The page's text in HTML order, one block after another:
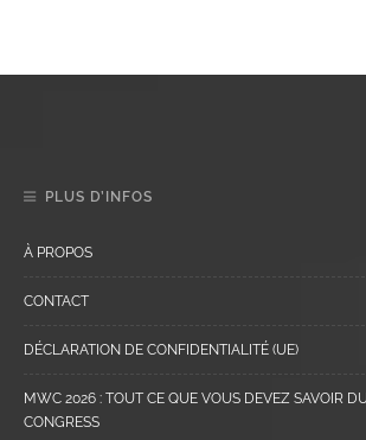
PLUS D’INFOS
À PROPOS
CONTACT
DÉCLARATION DE CONFIDENTIALITÉ (UE)
MWC 2026 : TOUT CE QUE VOUS DEVEZ SAVOIR
CONGRESS